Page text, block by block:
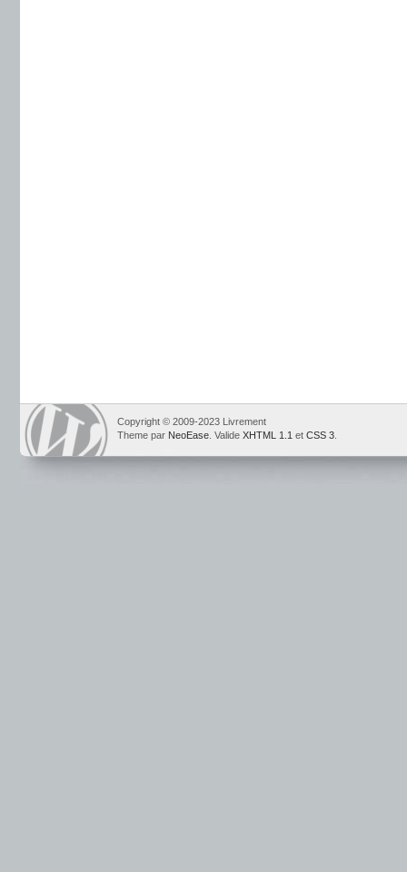
Copyright © 2009-2023 Livrement
Theme par NeoEase . Valide XHTML 1.1 et CSS 3